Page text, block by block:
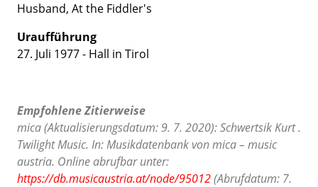
Husband, At the Fiddler's
Uraufführung
27. Juli 1977 - Hall in Tirol
Empfohlene Zitierweise
mica (Aktualisierungsdatum: 9. 7. 2020): Schwertsik Kurt .
Twilight Music. In: Musikdatenbank von mica – music
austria. Online abrufbar unter:
https://db.musicaustria.at/node/95012(Abrufdatum: 7.